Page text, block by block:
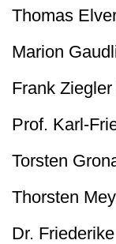
Thomas
Marion
Frank
Prof. Karl-
Torsten
Thorsten
Dr.